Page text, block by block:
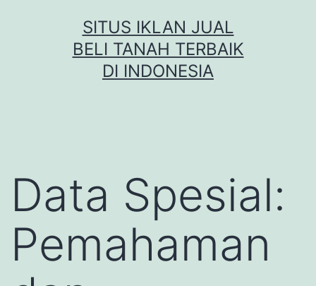
SITUS IKLAN JUAL
BELI TANAH TERBAIK
DI INDONESIA
Data Spesial:
Pemahaman